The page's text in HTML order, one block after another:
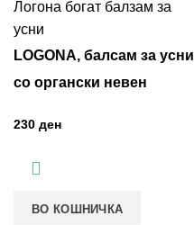
LOGONA, балсам за усни
со органски невен
ден
ВО КОШНИЧКА